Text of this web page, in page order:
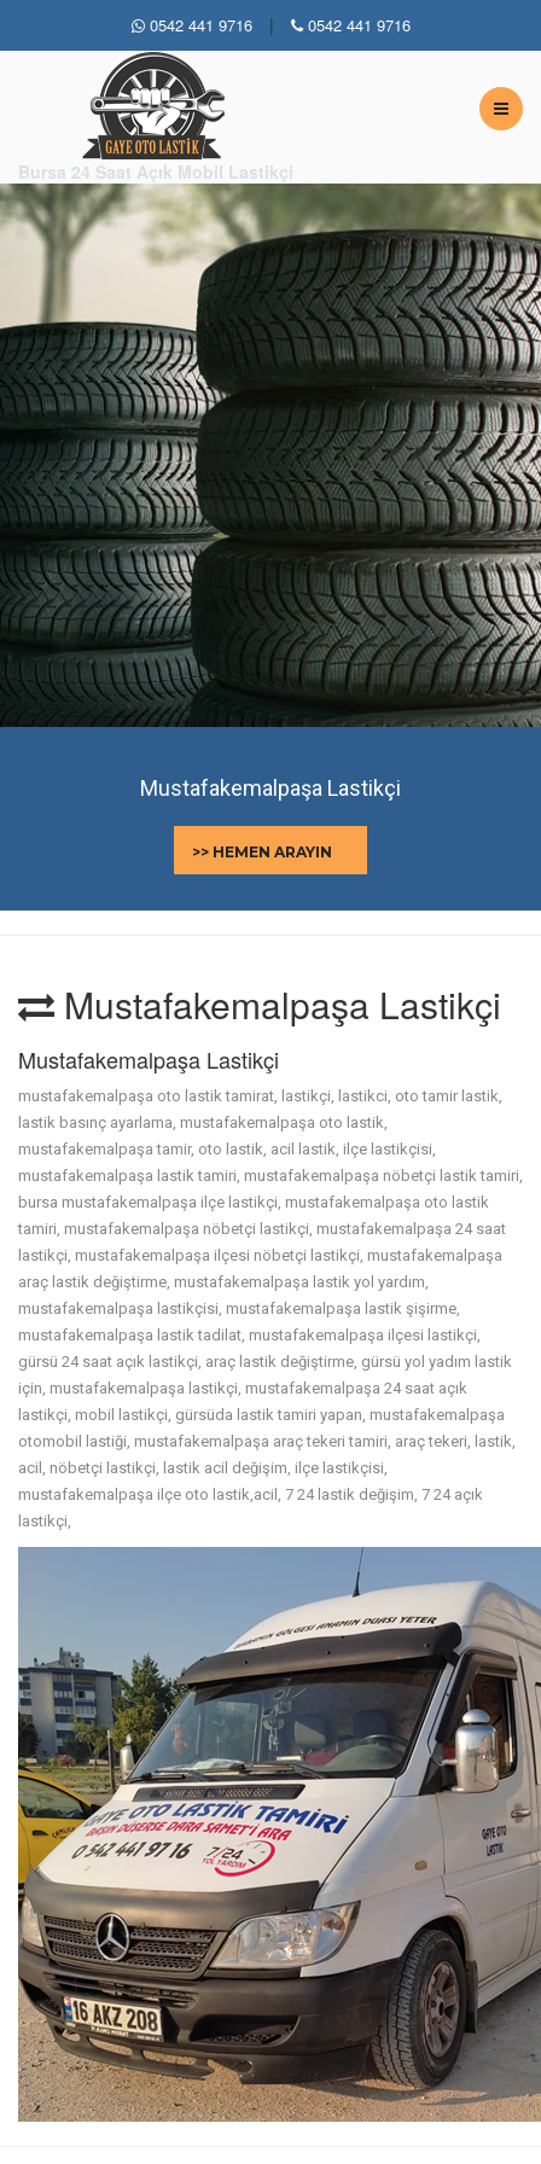
0542 441 9716 | 0542 441 9716
Bursa 24 Saat Açık Mobil Lastikçi
Mustafakemalpaşa Lastikçi
>> HEMEN ARAYIN
Mustafakemalpaşa Lastikçi
Mustafakemalpaşa Lastikçi
mustafakemalpaşa oto lastik tamirat, lastikçi, lastikci, oto tamir lastik,
lastik basınç ayarlama, mustafakemalpaşa oto lastik,
mustafakemalpaşa tamir, oto lastik, acil lastik, ilçe lastikçisi,
mustafakemalpaşa lastik tamiri, mustafakemalpaşa nöbetçi lastik tamiri,
bursa mustafakemalpaşa ilçe lastikçi, mustafakemalpaşa oto lastik
tamiri, mustafakemalpaşa nöbetçi lastikçi, mustafakemalpaşa 24 saat
lastikçi, mustafakemalpaşa ilçesi nöbetçi lastikçi, mustafakemalpaşa
araç lastik değiştirme, mustafakemalpaşa lastik yol yardım,
mustafakemalpaşa lastikçisi, mustafakemalpaşa lastik şişirme,
mustafakemalpaşa lastik tadilat, mustafakemalpaşa ilçesi lastikçi,
gürsü 24 saat açık lastikçi, araç lastik değiştirme, gürsü yol yadım lastik
için, mustafakemalpaşa lastikçi, mustafakemalpaşa 24 saat açık
lastikçi, mobil lastikçi, gürsüda lastik tamiri yapan, mustafakemalpaşa
otomobil lastiği, mustafakemalpaşa araç tekeri tamiri, araç tekeri, lastik,
acil, nöbetçi lastikçi, lastik acil değişim, ilçe lastikçisi,
mustafakemalpaşa ilçe oto lastik,acil, 7 24 lastik değişim, 7 24 açık
lastikçi,